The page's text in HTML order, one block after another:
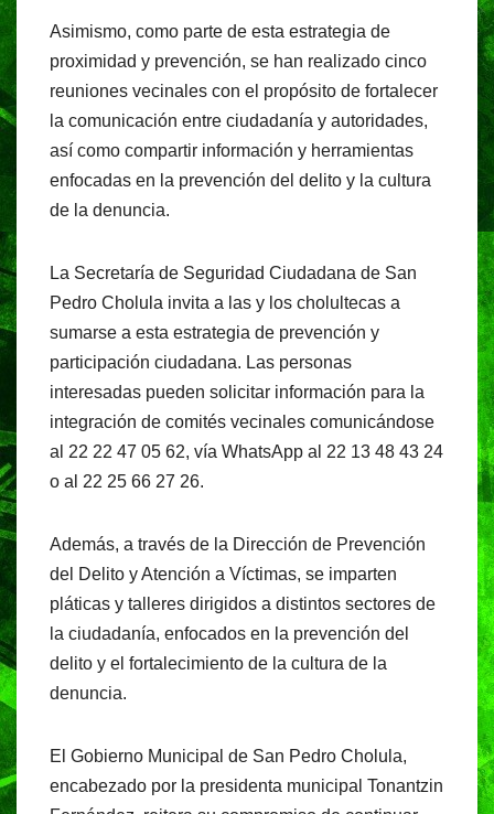
Asimismo, como parte de esta estrategia de
proximidad y prevención, se han realizado cinco
reuniones vecinales con el propósito de fortalecer
la comunicación entre ciudadanía y autoridades,
así como compartir información y herramientas
enfocadas en la prevención del delito y la cultura
de la denuncia.
La Secretaría de Seguridad Ciudadana de San
Pedro Cholula invita a las y los cholultecas a
sumarse a esta estrategia de prevención y
participación ciudadana. Las personas
interesadas pueden solicitar información para la
integración de comités vecinales comunicándose
al 22 22 47 05 62, vía WhatsApp al 22 13 48 43 24
o al 22 25 66 27 26.
Además, a través de la Dirección de Prevención
del Delito y Atención a Víctimas, se imparten
pláticas y talleres dirigidos a distintos sectores de
la ciudadanía, enfocados en la prevención del
delito y el fortalecimiento de la cultura de la
denuncia.
El Gobierno Municipal de San Pedro Cholula,
encabezado por la presidenta municipal Tonantzin